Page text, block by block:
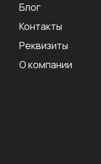
Блог
Контакты
Реквизиты
О компании